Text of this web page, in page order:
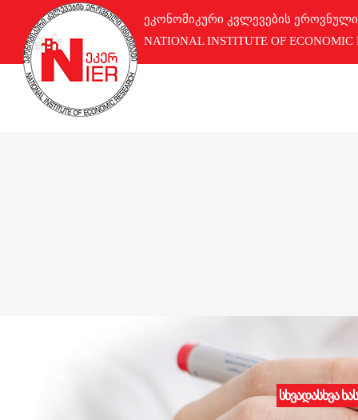
ეკონომიკური კვლევების
NATIONAL INSTITUTE OF ECONOMIC
სხვადასხვა